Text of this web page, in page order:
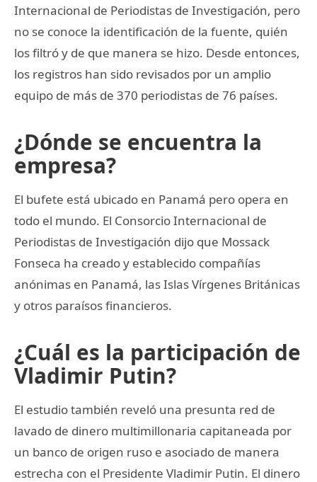
Internacional de Periodistas de Investigación, pero
no se conoce la identificación de la fuente, quién
los filtró y de que manera se hizo. Desde entonces,
los registros han sido revisados por un amplio
equipo de más de 370 periodistas de 76 países.
¿Dónde se encuentra la
empresa?
El bufete está ubicado en Panamá pero opera en
todo el mundo. El Consorcio Internacional de
Periodistas de Investigación dijo que Mossack
Fonseca ha creado y establecido compañías
anónimas en Panamá, las Islas Vírgenes Británicas
y otros paraísos financieros.
¿Cuál es la participación de
Vladimir Putin?
El estudio también reveló una presunta red de
lavado de dinero multimillonaria capitaneada por
un banco de origen ruso e asociado de manera
estrecha con el Presidente Vladimir Putin. El dinero